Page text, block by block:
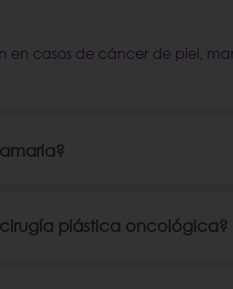
en casos de cáncer de piel,
plástica oncológica?